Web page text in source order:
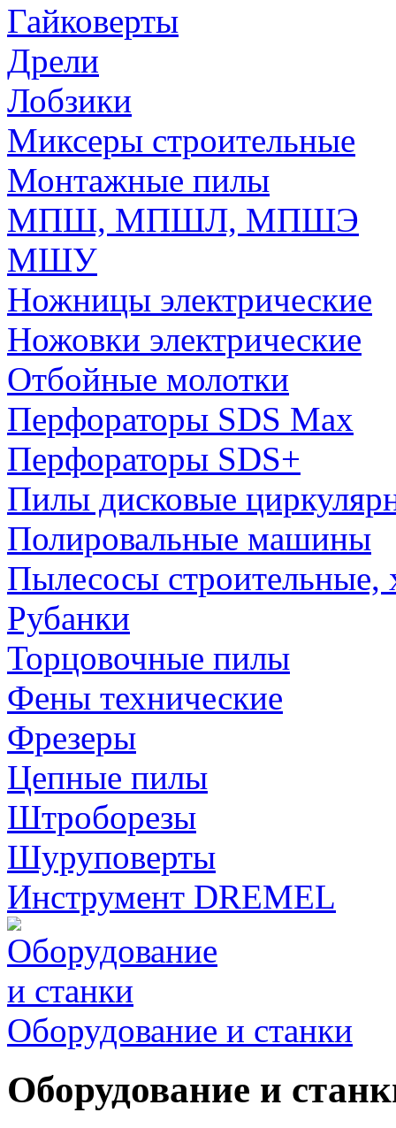
Гайковерты
Дрели
Лобзики
Миксеры строительные
Монтажные пилы
МПШ, МПШЛ, МПШЭ
МШУ
Ножницы электрические
Ножовки электрические
Отбойные молотки
Перфораторы SDS Max
Перфораторы SDS+
Пилы дисковые
Полировальные машины
Пылесосы строительные,
Рубанки
Торцовочные пилы
Фены технические
Фрезеры
Цепные пилы
Штроборезы
Шуруповерты
Инструмент DREMEL
Оборудование и станки
Оборудование и